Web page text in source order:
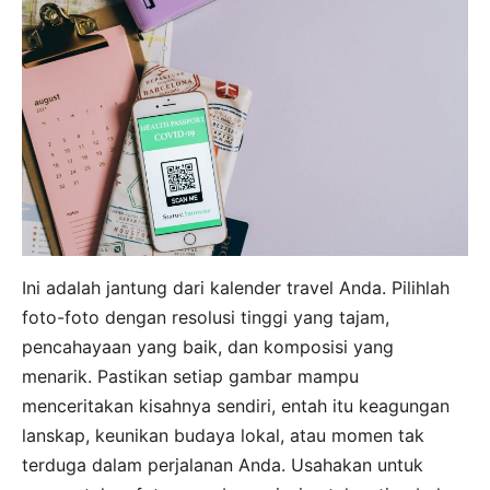
Ini adalah jantung dari kalender travel Anda. Pilihlah
foto-foto dengan resolusi tinggi yang tajam,
pencahayaan yang baik, dan komposisi yang
menarik. Pastikan setiap gambar mampu
menceritakan kisahnya sendiri, entah itu keagungan
lanskap, keunikan budaya lokal, atau momen tak
terduga dalam perjalanan Anda. Usahakan untuk